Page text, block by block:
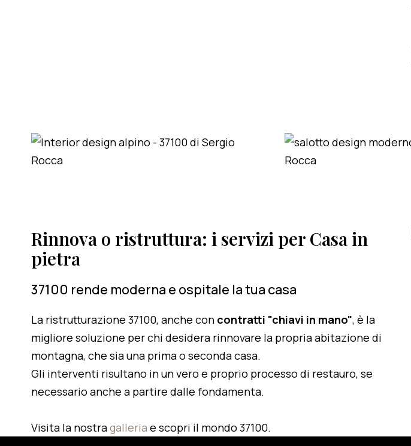
Rinnova o ristruttura: i servizi per Casa in
pietra
37100 rende moderna e ospitale la tua casa
La ristrutturazione 37100, anche con contratti "chiavi in mano", è la
migliore soluzione per chi desidera rinnovare la propria abitazione di
montagna, che sia una prima o seconda casa.
Gli interventi risultano in un vero e proprio processo di restauro, se
necessario anche a partire dalle fondamenta.
Visita la nostragalleria e scopri il mondo 37100.